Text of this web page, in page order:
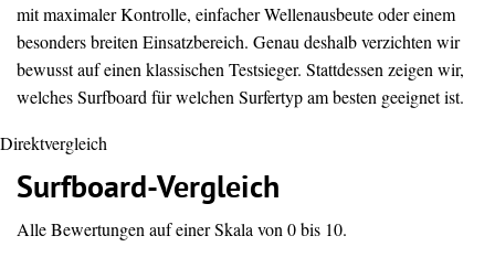
mit maximaler Kontrolle, einfacher Wellenausbeute oder einem
besonders breiten Einsatzbereich. Genau deshalb verzichten wir
bewusst auf einen klassischen Testsieger. Stattdessen zeigen wir,
welches Surfboard für welchen Surfertyp am besten geeignet ist.
Direktvergleich
Surfboard-Vergleich
Alle Bewertungen auf einer Skala von 0 bis 10.